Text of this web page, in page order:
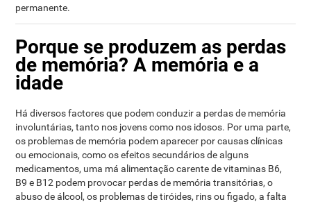
permanente.
Porque se produzem as perdas
de memória? A memória e a
idade
Há diversos factores que podem conduzir a perdas de memória
involuntárias, tanto nos jovens como nos idosos. Por uma parte,
os problemas de memória podem aparecer por causas clínicas
ou emocionais, como os efeitos secundários de alguns
medicamentos, uma má alimentação carente de vitaminas B6,
B9 e B12 podem provocar perdas de memória transitórias, o
abuso de álcool, os problemas de tiróides, rins ou figado, a falta